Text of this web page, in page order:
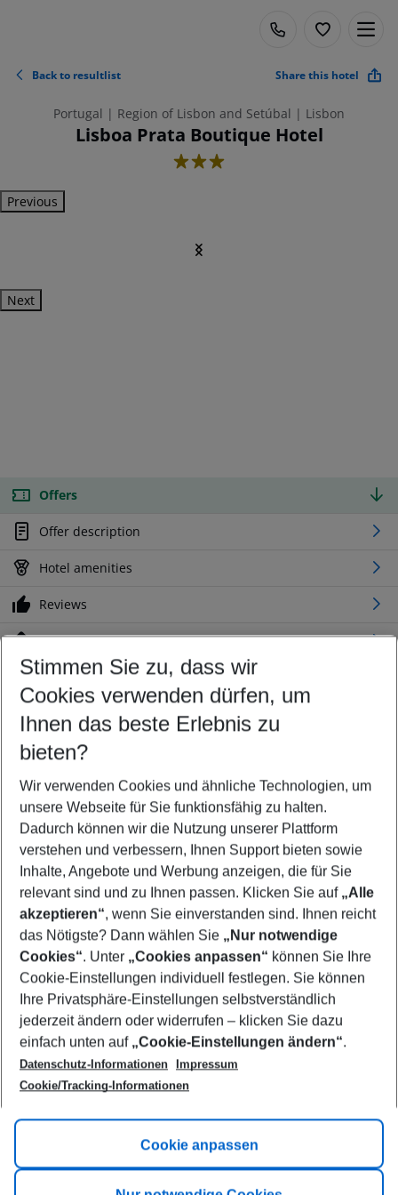
Back to resultlist Share this hotel
Portugal | Region of Lisbon and Setúbal | Lisbon
Lisboa Prata Boutique Hotel
3
Previous
Next
Offers
Offer description
Hotel amenities
Reviews
Location
Customize your offer
Find the perfect deal which suits your best
Your departure airport
Any airport
Select your date range
08/08/26–06/08/27 5-8 nights
Who will travel
2 adults No children
Show more filter
Footer
Footer navigation
Title A
Link A
Stimmen Sie zu, dass wir
Cookies verwenden dürfen, um
Ihnen das beste Erlebnis zu
bieten?
Wir verwenden Cookies und ähnliche Technologien, um
unsere Webseite für Sie funktionsfähig zu halten.
Dadurch können wir die Nutzung unserer Plattform
verstehen und verbessern, Ihnen Support bieten sowie
Inhalte, Angebote und Werbung anzeigen, die für Sie
relevant sind und zu Ihnen passen. Klicken Sie auf „Alle
akzeptieren“, wenn Sie einverstanden sind. Ihnen reicht
das Nötigste? Dann wählen Sie „Nur notwendige
Cookies“. Unter „Cookies anpassen“ können Sie Ihre
Cookie-Einstellungen individuell festlegen. Sie können
Ihre Privatsphäre-Einstellungen selbstverständlich
jederzeit ändern oder widerrufen – klicken Sie dazu
einfach unten auf „Cookie-Einstellungen ändern“.
Datenschutz-Informationen
Impressum
Cookie/Tracking-Informationen
Cookie anpassen